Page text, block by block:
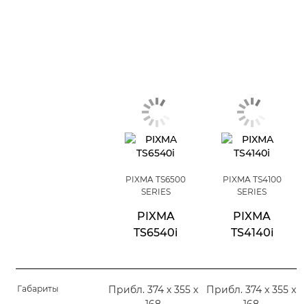
PIXMA TS6500
SERIES
PIXMA
TS6540i
PIXMA TS4100
SERIES
PIXMA
TS4140i
Габариты
Прибл. 374 x 355 x
Прибл. 374 x 355 x